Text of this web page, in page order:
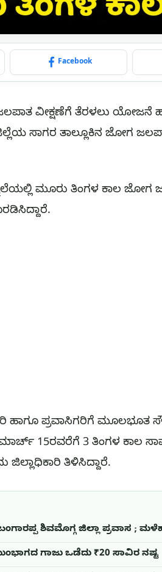
Facebook
ವೀಕ್ಷಣೆಗೆ ತೆರಳಲು ಯೋಜನೆ
ಸಾಗರ ತಾಲ್ಲೂಕಿನ ಜೋಗ
ಮೂರು ತಿಂಗಳ ಕಾಲ ಜೋಗ
ಹಾಗೂ ಪ್ರವಾಸಿಗರಿಗೆ ಮೂಲಭೂತ
15ರವರೆಗೆ 3 ತಿಂಗಳ ಕಾಲ
ಜಿಲ್ಲಾಧಿಕಾರಿ ತಿಳಿಸಿದ್ದಾರೆ.
ಶಿವಮೊಗ್ಗ ಜಿಲ್ಲಾ ಪ್ರವಾಸ ;
ಗಾಜು ಒಡೆದು ₹20 ಸಾವಿರ ನಷ್ಟ